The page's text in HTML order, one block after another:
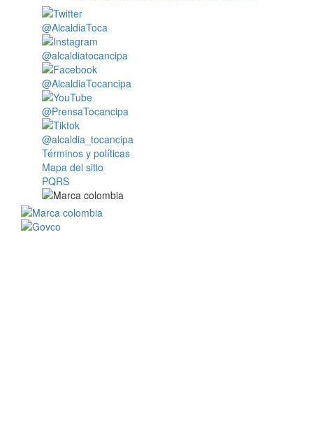
@AlcaldiaToca
@alcaldiatocancipa
@AlcaldiaTocancipa
@PrensaTocancipa
@alcaldia_tocancipa
Términos y políticas
Mapa del sitio
PQRS